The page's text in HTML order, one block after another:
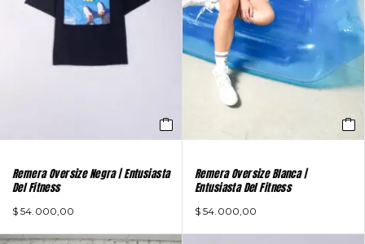
Remera Oversize Negra | Entusiasta
Del Fitness
$ 54.000,00
Remera Oversize Blanca |
Entusiasta Del Fitness
$ 54.000,00